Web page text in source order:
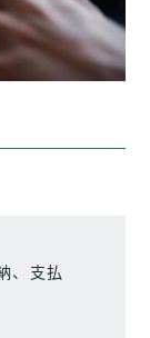
、支払